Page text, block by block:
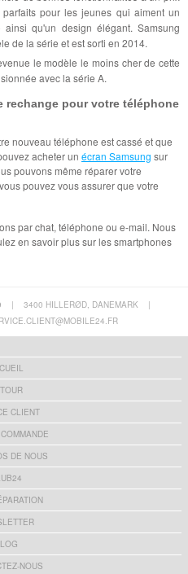
pour les jeunes qui aiment un
qu'un design élégant. Samsung
de la série et est sorti en 2014.
le modèle le moins cher de cette
avec la série A.
rechange pour votre téléphone
nouveau téléphone est cassé et que
acheter un écran Samsung sur
pouvons même réparer votre
pouvez vous assurer que votre
par chat, téléphone ou e-mail. Nous
en savoir plus sur les smartphones
| 3400 HILLERØD, DANEMARK
|
CLIENT
DE NOUS
NOUS